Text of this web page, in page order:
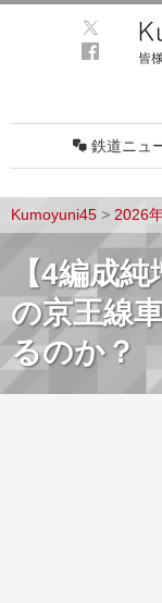
鉄道ニュ
車両技
ルール
Kumoyuni45 > 2026
【4編成
の京王線
るのか？